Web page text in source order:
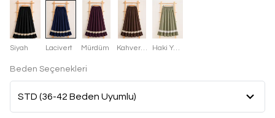
Siyah Lacivert Mürdüm Haki Yeşili
Beden Seçenekleri
Bu ürün son 7 günde12 kezsatın alındı